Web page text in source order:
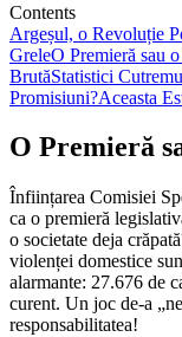
Contents
Argeșul, o Revoluție
GreleO Premieră sau
BrutăStatistici
Promisiuni?Aceasta
O Premieră
Înființarea Comisiei
ca o premieră
o societate deja
violenței domestice
alarmante: 27.676 de
curent. Un joc de-a
responsabilitatea!